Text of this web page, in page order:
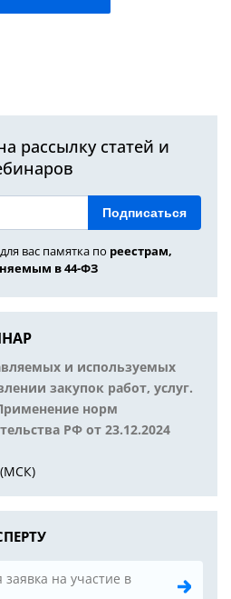
рассылку статей и
Подписаться
вас памятка по реестрам,
в 44-ФЗ
и используемых
закупок работ, услуг.
норм
РФ от 23.12.2024
(МСК)
на участие в